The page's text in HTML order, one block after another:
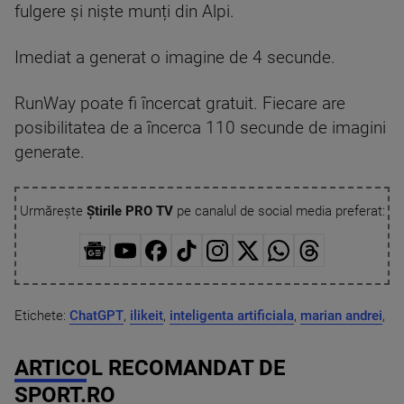
fulgere și niște munți din Alpi.
Imediat a generat o imagine de 4 secunde.
RunWay poate fi încercat gratuit. Fiecare are
posibilitatea de a încerca 110 secunde de imagini
generate.
Urmărește Știrile PRO TVpe canalul de social media preferat:
Etichete: ChatGPT, ilikeit, inteligenta artificiala, marian andrei,
ARTICOL RECOMANDAT DE
SPORT.RO